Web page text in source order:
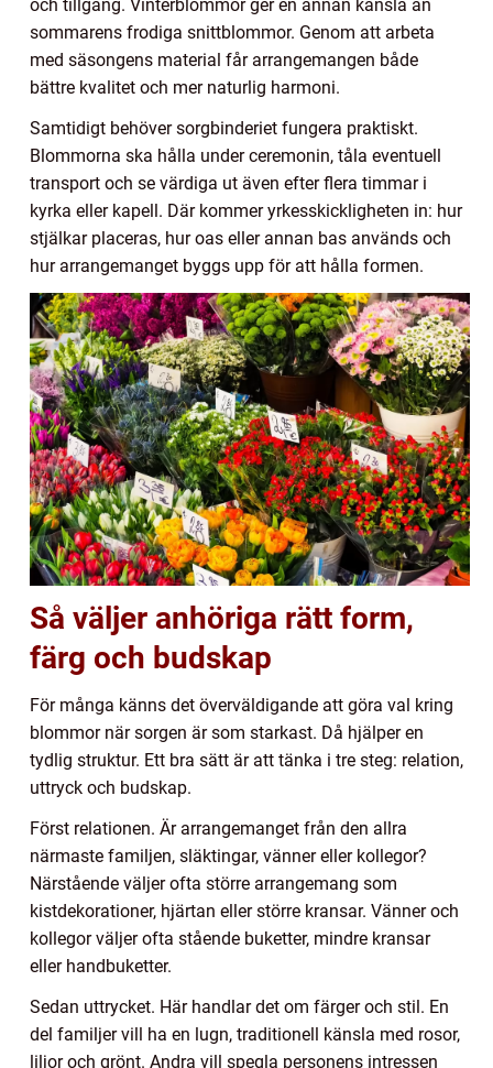
och tillgång. Vinterblommor ger en annan känsla än
sommarens frodiga snittblommor. Genom att arbeta
med säsongens material får arrangemangen både
bättre kvalitet och mer naturlig harmoni.
Samtidigt behöver sorgbinderiet fungera praktiskt.
Blommorna ska hålla under ceremonin, tåla eventuell
transport och se värdiga ut även efter flera timmar i
kyrka eller kapell. Där kommer yrkesskickligheten in: hur
stjälkar placeras, hur oas eller annan bas används och
hur arrangemanget byggs upp för att hålla formen.
Så väljer anhöriga rätt form,
färg och budskap
För många känns det överväldigande att göra val kring
blommor när sorgen är som starkast. Då hjälper en
tydlig struktur. Ett bra sätt är att tänka i tre steg: relation,
uttryck och budskap.
Först relationen. Är arrangemanget från den allra
närmaste familjen, släktingar, vänner eller kollegor?
Närstående väljer ofta större arrangemang som
kistdekorationer, hjärtan eller större kransar. Vänner och
kollegor väljer ofta stående buketter, mindre kransar
eller handbuketter.
Sedan uttrycket. Här handlar det om färger och stil. En
del familjer vill ha en lugn, traditionell känsla med rosor,
liljor och grönt. Andra vill spegla personens intressen